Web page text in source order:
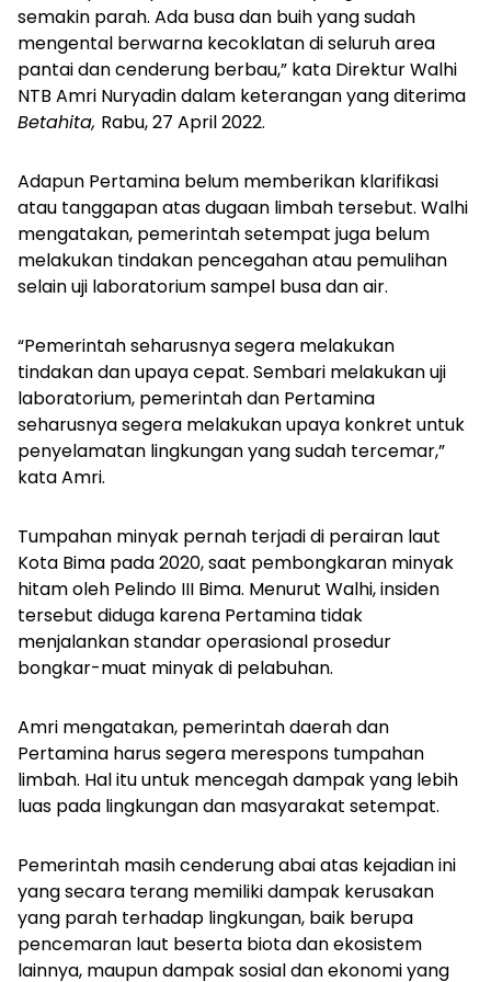
semakin parah. Ada busa dan buih yang sudah
mengental berwarna kecoklatan di seluruh area
pantai dan cenderung berbau,” kata Direktur Walhi
NTB Amri Nuryadin dalam keterangan yang diterima
Betahita, Rabu, 27 April 2022.
Adapun Pertamina belum memberikan klarifikasi
atau tanggapan atas dugaan limbah tersebut. Walhi
mengatakan, pemerintah setempat juga belum
melakukan tindakan pencegahan atau pemulihan
selain uji laboratorium sampel busa dan air.
“Pemerintah seharusnya segera melakukan
tindakan dan upaya cepat. Sembari melakukan uji
laboratorium, pemerintah dan Pertamina
seharusnya segera melakukan upaya konkret untuk
penyelamatan lingkungan yang sudah tercemar,”
kata Amri.
Tumpahan minyak pernah terjadi di perairan laut
Kota Bima pada 2020, saat pembongkaran minyak
hitam oleh Pelindo III Bima. Menurut Walhi, insiden
tersebut diduga karena Pertamina tidak
menjalankan standar operasional prosedur
bongkar-muat minyak di pelabuhan.
Amri mengatakan, pemerintah daerah dan
Pertamina harus segera merespons tumpahan
limbah. Hal itu untuk mencegah dampak yang lebih
luas pada lingkungan dan masyarakat setempat.
Pemerintah masih cenderung abai atas kejadian ini
yang secara terang memiliki dampak kerusakan
yang parah terhadap lingkungan, baik berupa
pencemaran laut beserta biota dan ekosistem
lainnya, maupun dampak sosial dan ekonomi yang